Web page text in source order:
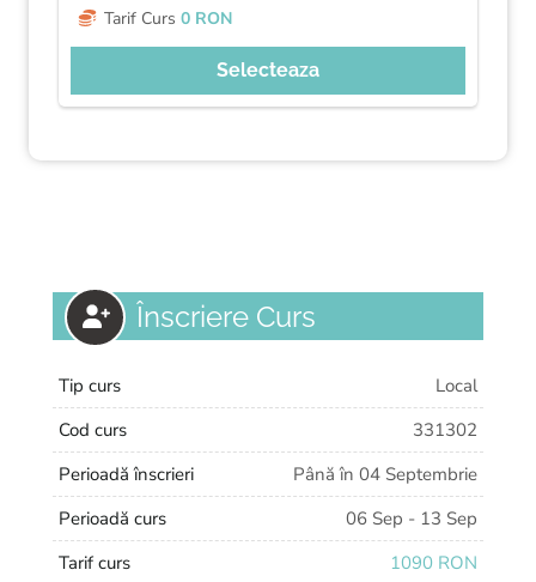
Tarif Curs 0 RON
Selecteaza
Înscriere Curs
Tip curs
Local
Cod curs
331302
Perioadă înscrieri
Până în 04 Septembrie
Perioadă curs
06 Sep - 13 Sep
Tarif curs
1090 RON